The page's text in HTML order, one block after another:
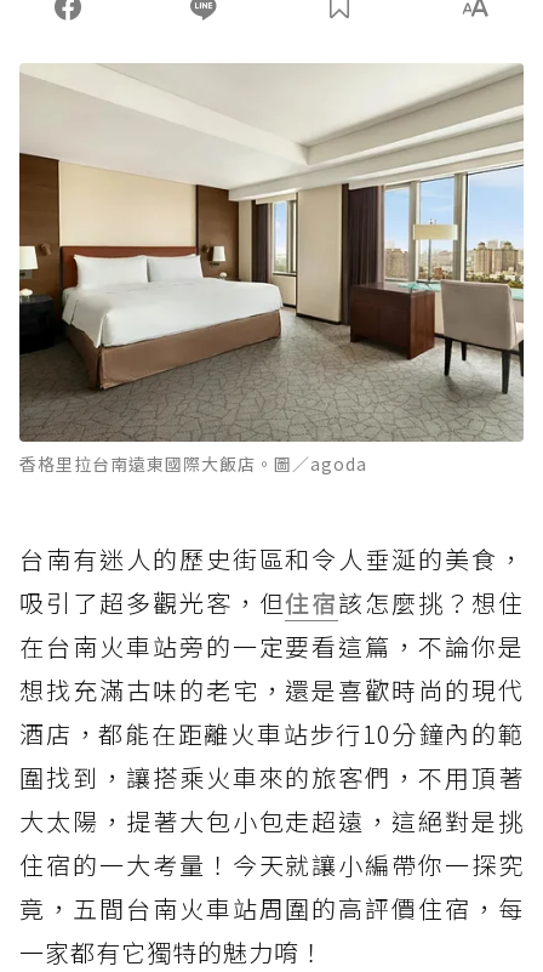
香格里拉台南遠東國際大飯店。圖／agoda
台南有迷人的歷史街區和令人垂涎的美食，
吸引了超多觀光客，但住宿該怎麼挑？想住
在台南火車站旁的一定要看這篇，不論你是
想找充滿古味的老宅，還是喜歡時尚的現代
酒店，都能在距離火車站步行10分鐘內的範
圍找到，讓搭乘火車來的旅客們，不用頂著
大太陽，提著大包小包走超遠，這絕對是挑
住宿的一大考量！今天就讓小編帶你一探究
竟，五間台南火車站周圍的高評價住宿，每
一家都有它獨特的魅力唷！